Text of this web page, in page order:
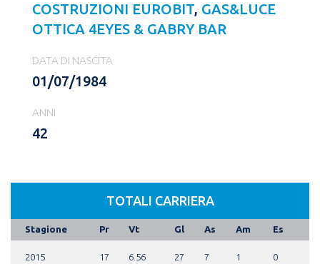
COSTRUZIONI EUROBIT, GAS&LUCE
OTTICA 4EYES & GABRY BAR
DATA DI NASCITA
01/07/1984
ANNI
42
TOTALI CARRIERA
Stagione Pr Vt Gl As Am Es
2015 17 6.56 27 7 1 0